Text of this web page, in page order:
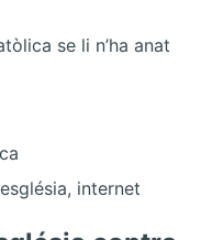
se li n’ha anat
internet